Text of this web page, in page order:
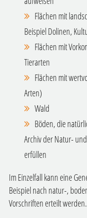
Flächen mit
Beispiel Dolinen,
Flächen mit
Tierarten
Flächen mit
Arten)
Wald
Böden, die
Archiv der Natur-
erfüllen
Im Einzelfall kann eine
Beispiel nach natur-,
Vorschriften erteilt werden.